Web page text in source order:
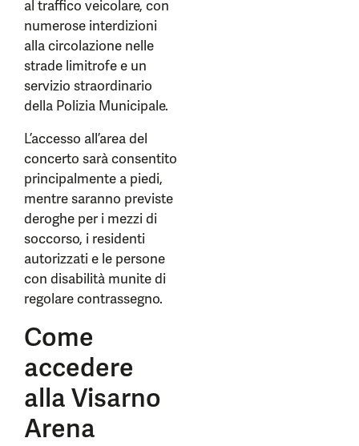
al traffico veicolare, con
numerose interdizioni
alla circolazione nelle
strade limitrofe e un
servizio straordinario
della Polizia Municipale.
L’accesso all’area del
concerto sarà consentito
principalmente a piedi,
mentre saranno previste
deroghe per i mezzi di
soccorso, i residenti
autorizzati e le persone
con disabilità munite di
regolare contrassegno.
Come
accedere
alla Visarno
Arena